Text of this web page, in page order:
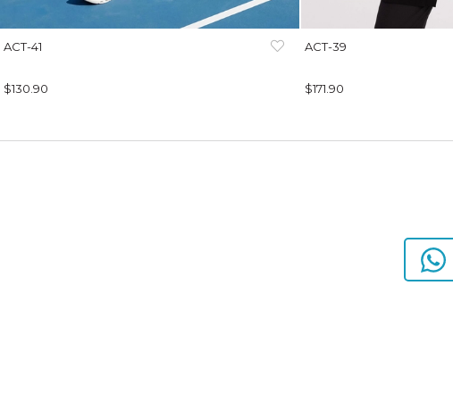
ACT-41
$130.90
ACT-39
$171.90